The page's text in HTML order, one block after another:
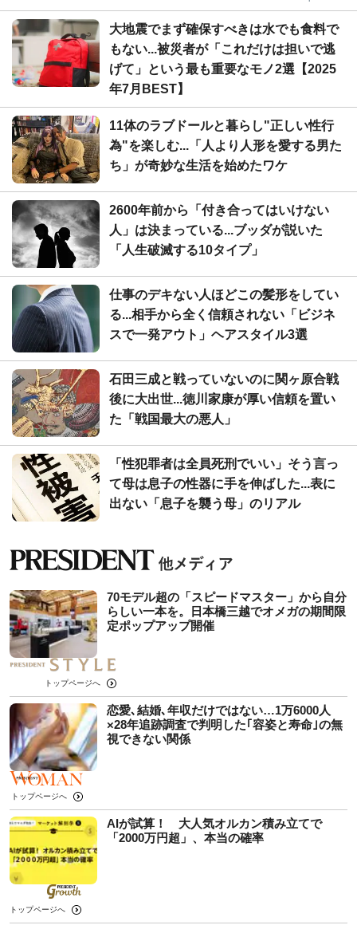
大地震でまず確保すべきは水でも食料で
もない...被災者が「これだけは担いで逃
げて」という最も重要なモノ2選【2025
年7月BEST】
11体のラブドールと暮らし"正しい性行
為"を楽しむ...「人より人形を愛する男た
ち」が奇妙な生活を始めたワケ
2600年前から「付き合ってはいけない
人」は決まっている...ブッダが説いた
「人生破滅する10タイプ」
仕事のデキない人ほどこの髪形をしてい
る...相手から全く信頼されない「ビジネ
スで一発アウト」ヘアスタイル3選
石田三成と戦っていないのに関ヶ原合戦
後に大出世...徳川家康が厚い信頼を置い
た「戦国最大の悪人」
「性犯罪者は全員死刑でいい」そう言っ
て母は息子の性器に手を伸ばした...表に
出ない「息子を襲う母」のリアル
70モデル超の「スピードマスター」から自分
らしい一本を。日本橋三越でオメガの期間限
定ポップアップ開催
トップページへ
恋愛､結婚､年収だけではない…1万6000人
×28年追跡調査で判明した｢容姿と寿命｣の無
視できない関係
トップページへ
AIが試算！ 大人気オルカン積み立てで
「2000万円超」、本当の確率
トップページへ